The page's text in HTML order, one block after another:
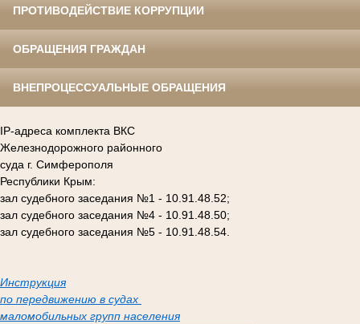
ПРОТИВОДЕЙСТВИЕ КОРРУПЦИИ
ОБРАЩЕНИЯ ГРАЖДАН
ВНЕПРОЦЕССУАЛЬНЫЕ ОБРАЩЕНИЯ
IP-адреса комплекта ВКС
Железнодорожного районного
суда г. Симферополя
Республики Крым:
зал судебного заседания №1 - 10.91.48.52;
зал судебного заседания №4 - 10.91.48.50;
зал судебного заседания №5 - 10.91.48.54.
Инструкция
по передвижению в судах
маломобильных групп населения